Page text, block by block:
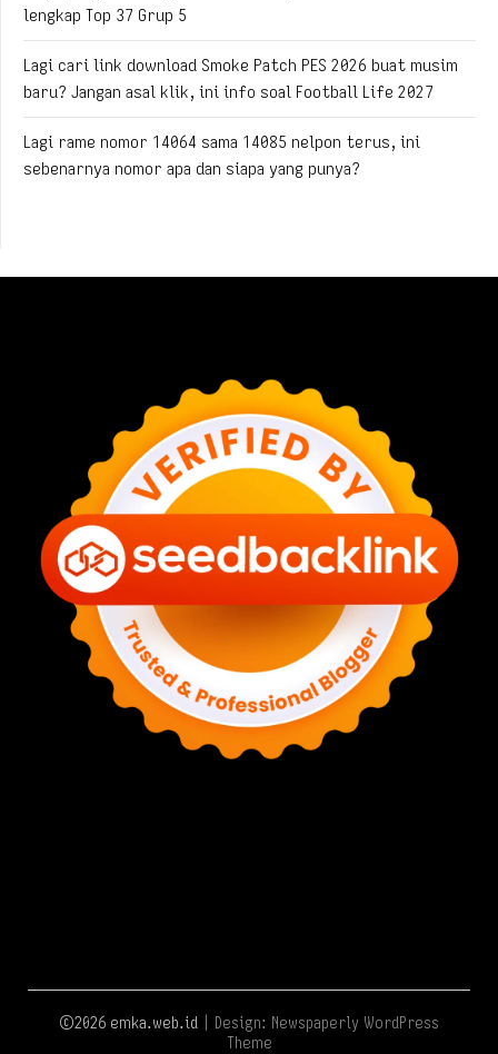
lengkap Top 37 Grup 5
Lagi cari link download Smoke Patch PES 2026 buat musim
baru? Jangan asal klik, ini info soal Football Life 2027
Lagi rame nomor 14064 sama 14085 nelpon terus, ini
sebenarnya nomor apa dan siapa yang punya?
©2026 emka.web.id | Design: Newspaperly WordPress
Theme